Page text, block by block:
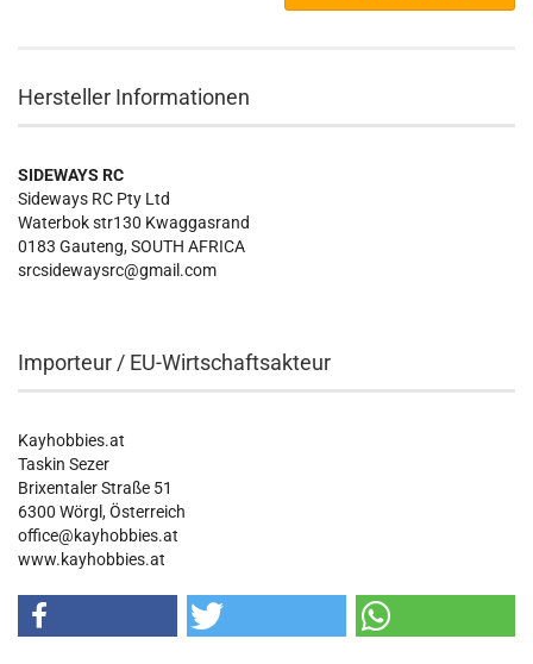
Hersteller Informationen
SIDEWAYS RC
Sideways RC Pty Ltd
Waterbok str130 Kwaggasrand
0183 Gauteng, SOUTH AFRICA
srcsidewaysrc@gmail.com
Importeur / EU-Wirtschaftsakteur
Kayhobbies.at
Taskin Sezer
Brixentaler Straße 51
6300 Wörgl, Österreich
office@kayhobbies.at
www.kayhobbies.at